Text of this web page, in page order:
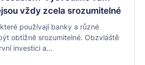
vždy zcela srozumitelné
používají banky a různé
obtížně srozumitelné. Obzvláště
investici a...